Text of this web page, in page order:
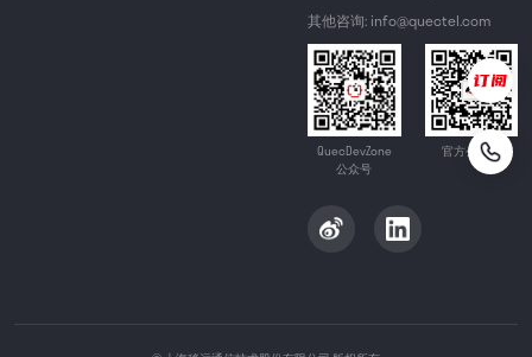
其他咨询: info@quectel.com
QuecDevZone
公众号
官方公众号